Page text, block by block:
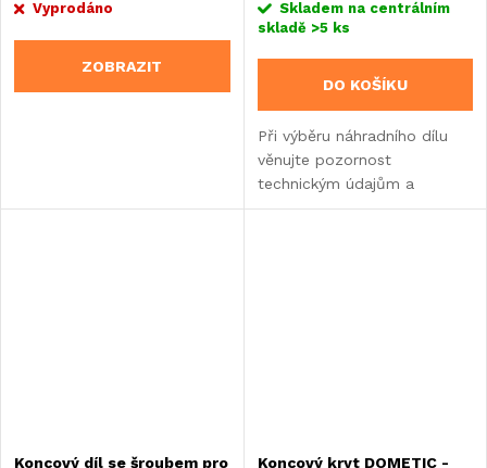
Vyprodáno
ZOBRAZIT
Skladem na centrálním
skladě >5 ks
DO KOŠÍKU
Při výběru náhradního dílu
věnujte pozornost
technickým údajům a
informacím o výrobku.
Koncový díl se šroubem pro
Koncový kryt DOMETIC -